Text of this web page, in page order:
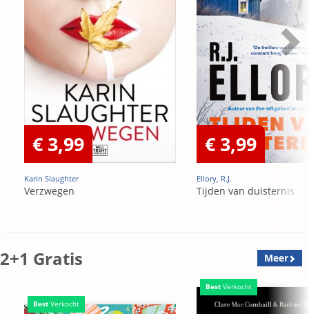
€ 3,99
Karin Slaughter
Verzwegen
€ 3,99
Ellory, R.J.
Tijden van duisternis
2+1 Gratis Meer
Best Verkocht
Best Verkocht